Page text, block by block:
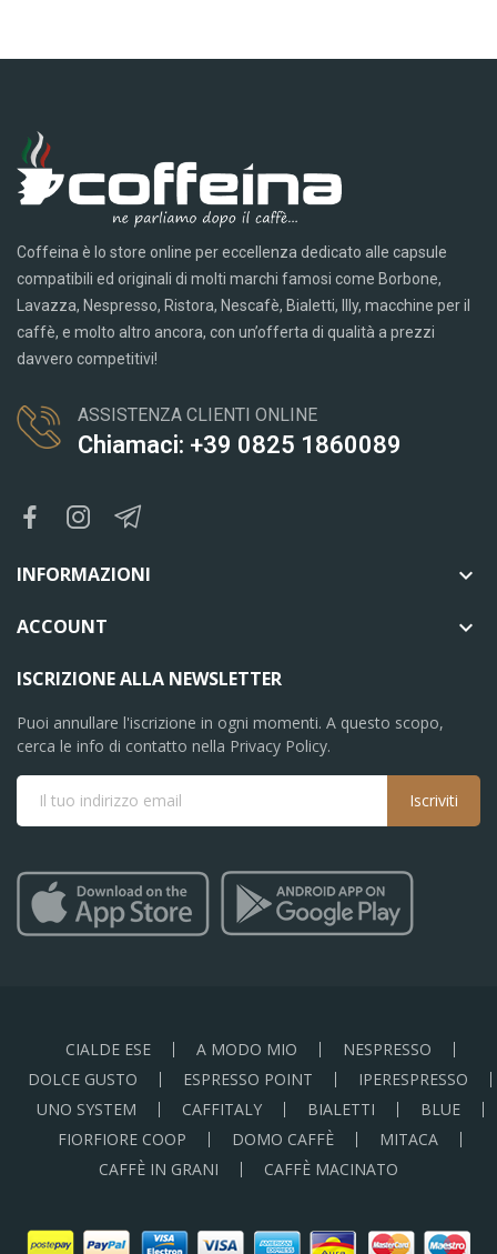
Coffeina è lo store online per eccellenza dedicato alle capsule
compatibili ed originali di molti marchi famosi come Borbone,
Lavazza, Nespresso, Ristora, Nescafè, Bialetti, Illy, macchine per il
caffè, e molto altro ancora, con un’offerta di qualità a prezzi
davvero competitivi!
ASSISTENZA CLIENTI ONLINE
Chiamaci: +39 0825 1860089
INFORMAZIONI 
ACCOUNT 
ISCRIZIONE ALLA NEWSLETTER
Puoi annullare l'iscrizione in ogni momenti. A questo scopo,
cerca le info di contatto nella Privacy Policy.
Iscriviti
CIALDE ESE A MODO MIO
NESPRESSO
DOLCE GUSTO
ESPRESSO POINT
IPERESPRESSO
UNO SYSTEM
CAFFITALY BIALETTI
BLUE
FIORFIORE COOP
DOMO CAFFÈ
MITACA
CAFFÈ IN GRANI
CAFFÈ MACINATO